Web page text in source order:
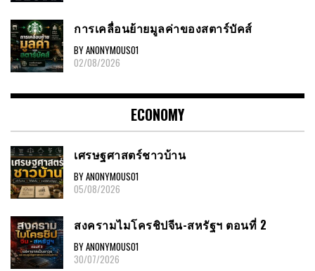
การเคลื่อนย้ายมูลค่าของสตาร์บัคส์
BY ANONYMOUS01
02/08/2026
ECONOMY
เศรษฐศาสตร์ชาวบ้าน
BY ANONYMOUS01
05/08/2026
สงครามไมโครชิปจีน-สหรัฐฯ ตอนที่ 2
BY ANONYMOUS01
30/07/2026